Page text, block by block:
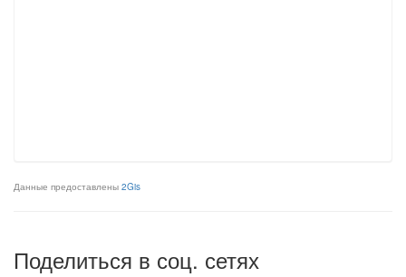
Данные предоставлены 2Gis
Поделиться в соц. сетях